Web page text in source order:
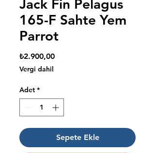
Jack Fin Pelagus
165-F Sahte Yem
Parrot
₺2.900,00Fiyat
Vergi dahil
Adet *
Sepete Ekle